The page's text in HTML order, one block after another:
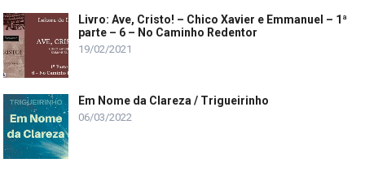
Livro: Ave, Cristo! – Chico Xavier e Emmanuel – 1ª
parte – 6 – No Caminho Redentor
19/02/2021
Em Nome da Clareza / Trigueirinho
06/03/2022